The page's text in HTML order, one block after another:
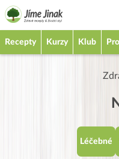
Recepty Kurzy Klub
Léčebné